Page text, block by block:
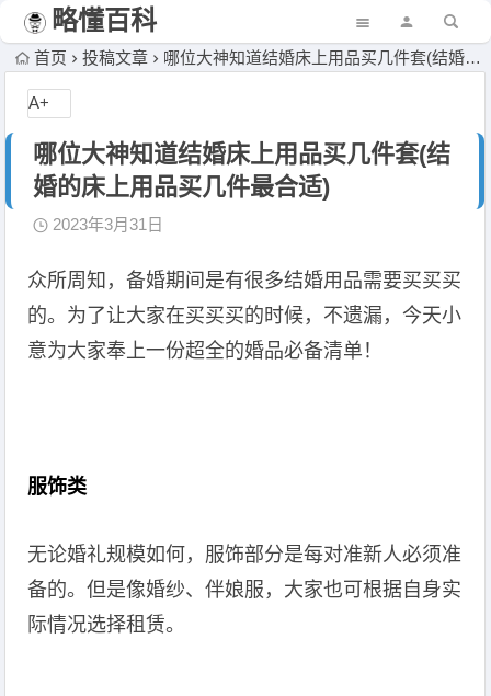
略懂百科
首页 投稿文章 哪位大神知道结婚床上用品买几件套(结婚的床上用品买几件最合适)
哪位大神知道结婚床上用品买几件套(结
婚的床上用品买几件最合适)
2023年3月31日
众所周知，备婚期间是有很多结婚用品需要买买买
的。为了让大家在买买买的时候，不遗漏，今天小
意为大家奉上一份超全的婚品必备清单！
服饰类
无论婚礼规模如何，服饰部分是每对准新人必须准
备的。但是像婚纱、伴娘服，大家也可根据自身实
际情况选择租赁。
A+